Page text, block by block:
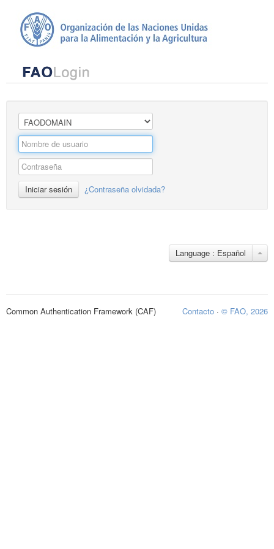
Iniciar sesión ¿Contraseña olvidada?
Language : Español
Common Authentication Framework (CAF) Contacto · © FAO, 2026